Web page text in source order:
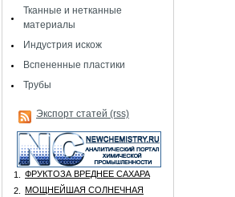
Тканные и нетканные
материалы
Индустрия искож
Вспененные пластики
Трубы
Экспорт статей (rss)
1.
ФРУКТОЗА ВРЕДНЕЕ САХАРА
2.
МОЩНЕЙШАЯ СОЛНЕЧНАЯ